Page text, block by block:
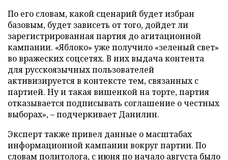
По его словам, какой сценарий будет избран
базовым, будет зависеть от того, дойдет ли
зарегистрированная партия до агитационной
кампании. «Яблоко» уже получило «зеленый свет»
во вражеских соцсетях. В них выдача контента
для русскоязычных пользователей
активизируется в контексте тем, связанных с
партией. Ну и такая вишенкой на торте, партия
отказывается подписывать соглашение о честных
выборах», – подчеркивает Данилин.
Эксперт также привел данные о масштабах
информационной кампании вокруг партии. По
словам политолога, с июня по начало августа было